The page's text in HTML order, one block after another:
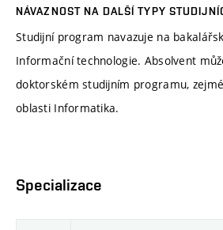
NÁVAZNOST NA DALŠÍ TYPY
Studijní program navazuje na
Informační technologie. Absolvent
doktorském studijním programu,
oblasti Informatika.
Specializace